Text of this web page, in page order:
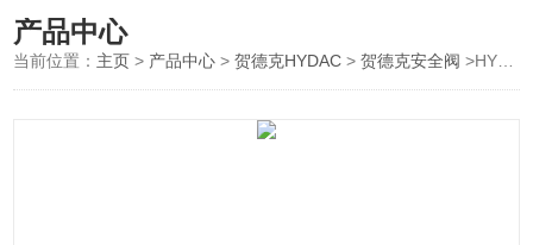
产品中心
当前位置： 主页 > 产品中心 >贺德克HYDAC >贺德克安全阀 >HYDAC贺德克蓄能器安全阀